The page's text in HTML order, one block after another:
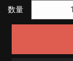
数量